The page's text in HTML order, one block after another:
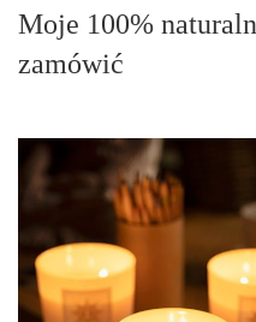
Moje 100%
zamówić